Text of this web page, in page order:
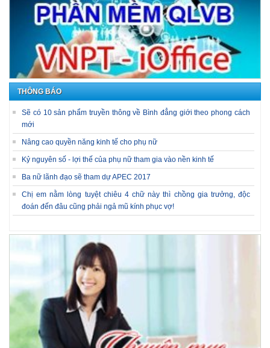
THÔNG BÁO
Sẽ có 10 sản phẩm truyền thông về Bình đẳng giới theo phong cách
mới
Nâng cao quyền năng kinh tế cho phụ nữ
Kỷ nguyên số - lợi thế của phụ nữ tham gia vào nền kinh tế
Ba nữ lãnh đạo sẽ tham dự APEC 2017
Chị em nằm lòng tuyệt chiêu 4 chữ này thì chồng gia trưởng, độc
đoán đến đâu cũng phải ngả mũ kính phục vợ!